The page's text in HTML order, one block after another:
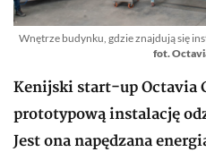
Wnętrze budynku, gdzie znajdują się
fot.
Kenijski start-up Octavia
prototypową instalację
Jest ona napędzana